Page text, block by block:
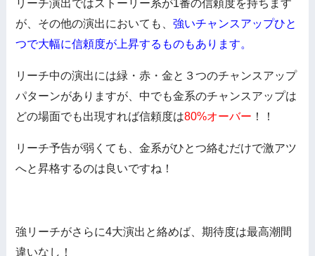
リーチ演出ではストーリー系が1番の信頼度を持ちます
が、その他の演出においても、強いチャンスアップひと
つで大幅に信頼度が上昇するものもあります。
リーチ中の演出には緑・赤・金と３つのチャンスアップ
パターンがありますが、中でも金系のチャンスアップは
どの場面でも出現すれば信頼度は80%オーバー ！！
リーチ予告が弱くても、金系がひとつ絡むだけで激アツ
へと昇格するのは良いですね！
強リーチがさらに4大演出と絡めば、期待度は最高潮間
違いなし！